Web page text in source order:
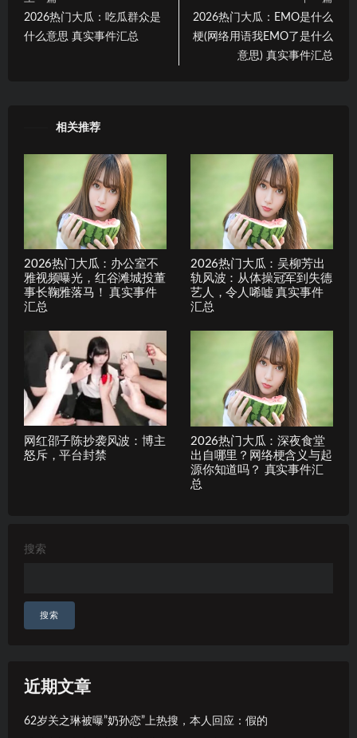
2026热门大瓜：吃瓜群众是
什么意思 真实事件汇总
2026热门大瓜：EMO是什么
梗(网络用语我EMO了是什么
意思) 真实事件汇总
相关推荐
2026热门大瓜：办公室不
雅视频曝光，红谷滩城投董
事长鞠雅落马！ 真实事件
汇总
2026热门大瓜：吴柳芳出
轨风波：从体操冠军到失德
艺人，令人唏嘘 真实事件
汇总
网红邵子陈抄袭风波：博主
怒斥，平台封禁
2026热门大瓜：深夜食堂
出自哪里？网络梗含义与起
源你知道吗？ 真实事件汇
总
搜索
搜索
近期文章
62岁关之琳被曝”奶孙恋”上热搜，本人回应：假的